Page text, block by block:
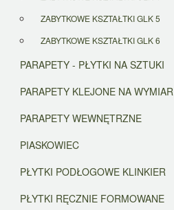
ZABYTKOWE KSZTAŁTKI GLK 5
ZABYTKOWE KSZTAŁTKI GLK 6
PARAPETY - PŁYTKI NA SZTUKI
PARAPETY KLEJONE NA WYMIAR
PARAPETY WEWNĘTRZNE
PIASKOWIEC
PŁYTKI PODŁOGOWE KLINKIER
PŁYTKI RĘCZNIE FORMOWANE